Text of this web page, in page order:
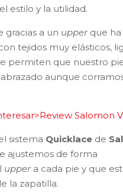
estilo y la utilidad.
gracias a un upper que ha
tejidos muy elásticos,
permiten que nuestro
aunque
Salomon
sistema Quicklace de
ajustemos de forma
upper a cada pie y que
la zapatilla.